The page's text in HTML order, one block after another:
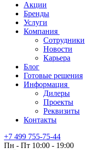
Акции
Бренды
Услуги
Компания
Сотрудники
Новости
Карьера
Блог
Готовые решения
Информация
Дилеры
Проекты
Реквизиты
Контакты
+7 499 755-75-44
Пн - Пт 10:00 - 19:00